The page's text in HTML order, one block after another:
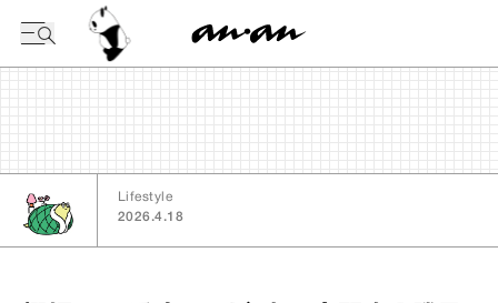
Lifestyle
2026.4.18